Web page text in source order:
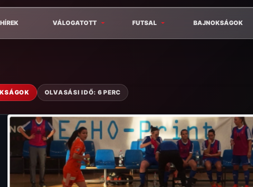
HÍREK VÁLOGATOTT FUTSAL BAJNOKSÁGOK
OLVASÁSI IDŐ: 6 PERC